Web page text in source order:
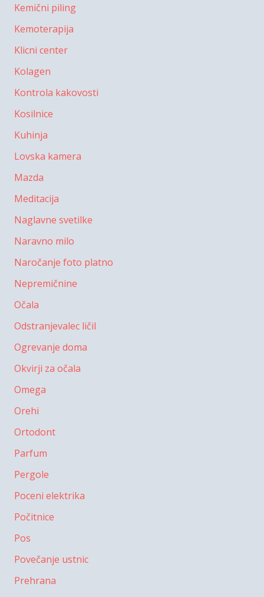
Kemični piling
Kemoterapija
Klicni center
Kolagen
Kontrola kakovosti
Kosilnice
Kuhinja
Lovska kamera
Mazda
Meditacija
Naglavne svetilke
Naravno milo
Naročanje foto platno
Nepremičnine
Očala
Odstranjevalec ličil
Ogrevanje doma
Okvirji za očala
Omega
Orehi
Ortodont
Parfum
Pergole
Poceni elektrika
Počitnice
Pos
Povečanje ustnic
Prehrana